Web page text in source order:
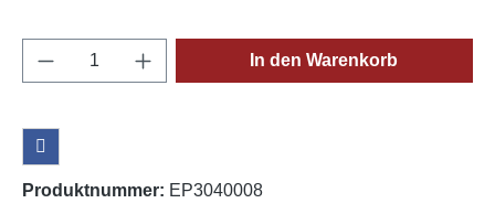
Produkt Anzahl: Gib den gewünschten
In den Warenkorb
Produktnummer: EP3040008